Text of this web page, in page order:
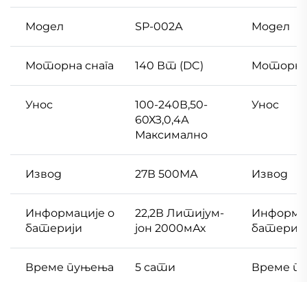
Модел SP-002А Модел
Моторна снага 140 Вт (DC) Моторна
Унос
100-240В,50-
60ХЗ,0,4А
Максимално
Унос
Извод 27В 500МА Извод
Информације о
батерији
22,2В Литијум-
јон 2000мАх
Време пуњења 5 сати Време